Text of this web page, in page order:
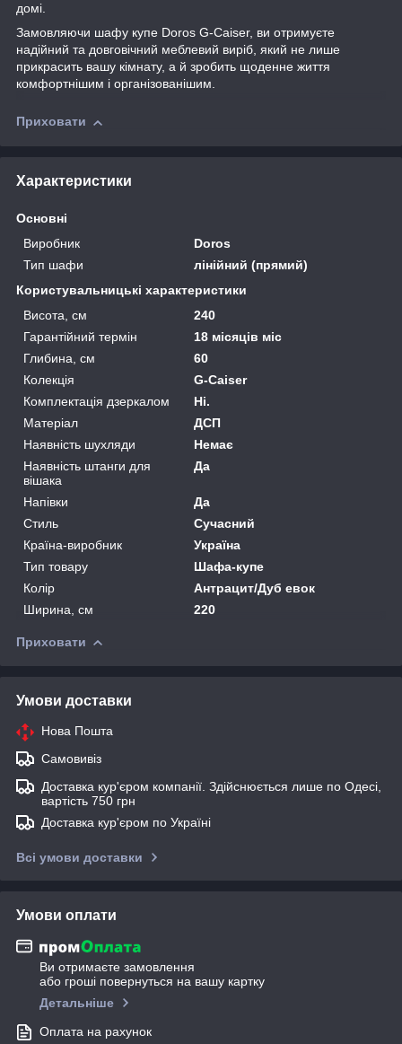
домі.
Замовляючи шафу купе Doros G-Caiser, ви отримуєте
надійний та довговічний меблевий виріб, який не лише
прикрасить вашу кімнату, а й зробить щоденне життя
комфортнішим і організованішим.
Приховати
Характеристики
Основні
Виробник
Doros
Тип шафи
лінійний (прямий)
Користувальницькі характеристики
Висота, см
240
Гарантійний термін
18 місяців міс
Глибина, см
60
Колекція
G-Caiser
Комплектація дзеркалом
Ні.
Матеріал
ДСП
Наявність шухляди
Немає
Наявність штанги для
вішака
Да
Напівки
Да
Стиль
Сучасний
Країна-виробник
Україна
Тип товару
Шафа-купе
Колір
Антрацит/Дуб евок
Ширина, см
220
Приховати
Умови доставки
Нова Пошта
Самовивіз
Доставка кур'єром компанії. Здійснюється лише по Одесі,
вартість 750 грн
Доставка кур'єром по Україні
Всі умови доставки
Умови оплати
Ви отримаєте замовлення
або гроші повернуться на вашу картку
Детальніше
Оплата на рахунок